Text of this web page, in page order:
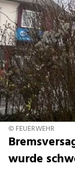
© FEUERWEHR
wurde